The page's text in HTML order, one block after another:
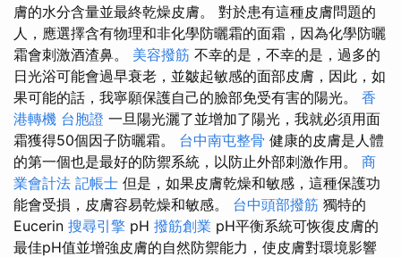
膚的水分含量並最終乾燥皮膚。 對於患有這種皮膚問題的
人，應選擇含有物理和非化學防曬霜的面霜，因為化學防曬
霜會刺激酒渣鼻。 美容撥筋 不幸的是，不幸的是，過多的
日光浴可能會過早衰老，並皺起敏感的面部皮膚，因此，如
果可能的話，我寧願保護自己的臉部免受有害的陽光。 香
港轉機 台胞證 一旦陽光灑了並增加了陽光，我就必須用面
霜獲得50個因子防曬霜。 台中南屯整骨 健康的皮膚是人體
的第一個也是最好的防禦系統，以防止外部刺激作用。 商
業會計法 記帳士 但是，如果皮膚乾燥和敏感，這種保護功
能會受損，皮膚容易乾燥和敏感。 台中頭部撥筋 獨特的
Eucerin 搜尋引擎 pH 撥筋創業 pH平衡系統可恢復皮膚的
最佳pH值並增強皮膚的自然防禦能力，使皮膚對環境影響